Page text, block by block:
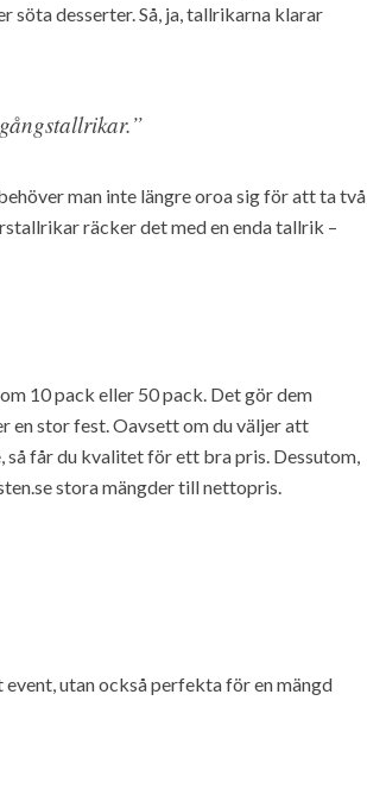
söta desserter. Så, ja, tallrikarna klarar
man inte längre oroa sig för att ta två
räcker det med en enda tallrik –
10 pack eller 50 pack. Det gör dem
en stor fest. Oavsett om du väljer att
får du kvalitet för ett bra pris. Dessutom,
stora mängder till nettopris.
utan också perfekta för en mängd